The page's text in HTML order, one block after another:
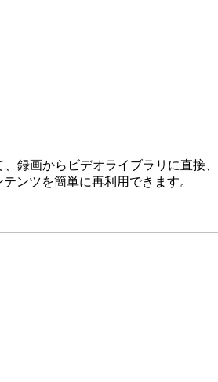
録画からビデオライブラリに直
ンツを簡単に再利用できます。